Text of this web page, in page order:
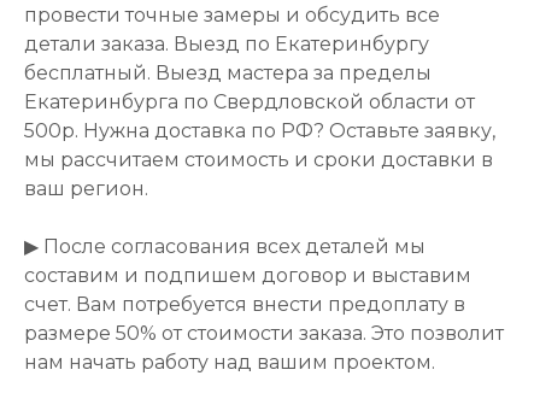
провести точные замеры и обсудить все
детали заказа. Выезд по Екатеринбургу
бесплатный. Выезд мастера за пределы
Екатеринбурга по Свердловской области от
500р. Нужна доставка по РФ? Оставьте заявку,
мы рассчитаем стоимость и сроки доставки в
ваш регион.
▶ После согласования всех деталей мы
составим и подпишем договор и выставим
счет. Вам потребуется внести предоплату в
размере 50% от стоимости заказа. Это позволит
нам начать работу над вашим проектом.